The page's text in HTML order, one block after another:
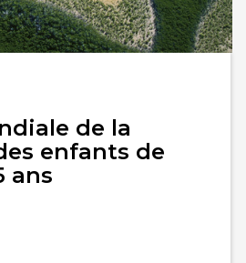
de la
enfants de
ans